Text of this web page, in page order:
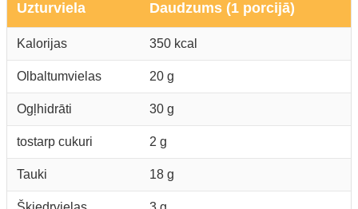
Uzturviela Daudzums (1 porcijā)
Kalorijas 350 kcal
Olbaltumvielas 20 g
Ogļhidrāti 30 g
tostarp cukuri 2 g
Tauki 18 g